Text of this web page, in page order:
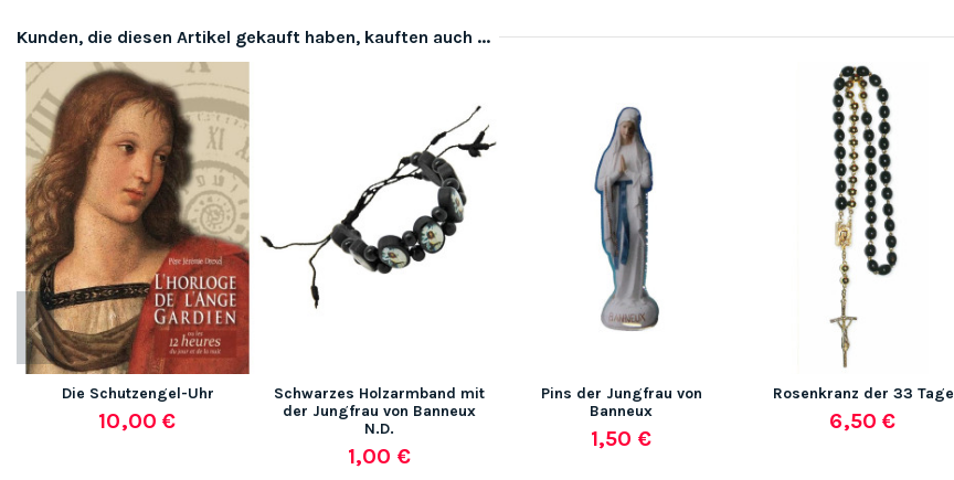
(2 noten)
Kunden, die diesen Artikel gekauft haben, kauften auch ...
Die Schutzengel-Uhr
10,00 €
Schwarzes Holzarmband mit
der Jungfrau von Banneux
N.D.
1,00 €
Pins der Jungfrau von
Banneux
1,50 €
Rosenkranz der 33 Tage
6,50 €